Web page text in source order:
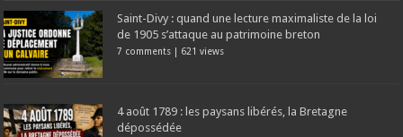
Saint-Divy : quand une lecture maximaliste de la loi
de 1905 s’attaque au patrimoine breton
7 comments | 621 views
4 août 1789 : les paysans libérés, la Bretagne
dépossédée